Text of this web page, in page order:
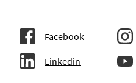
Facebook
Linkedin